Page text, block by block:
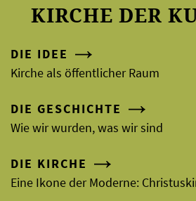
KIRCHE DER
DIE IDEE
Kirche als öffentlicher Raum
DIE GESCHICHTE
Wie wir wurden, was wir sind
DIE KIRCHE
Eine Ikone der Moderne: